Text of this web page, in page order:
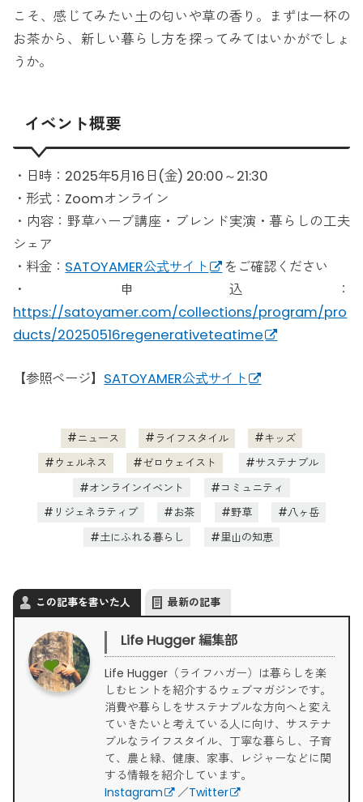
こそ、感じてみたい土の匂いや草の香り。まずは一杯の
お茶から、新しい暮らし方を探ってみてはいかがでしょ
うか。
イベント概要
・日時：2025年5月16日(金) 20:00～21:30
・形式：Zoomオンライン
・内容：野草ハーブ講座・ブレンド実演・暮らしの工夫
シェア
・料金： SATOYAMER公式サイト
をご確認ください
・申込：
https://satoyamer.com/collections/program/pro
ducts/20250516regenerativeteatime
【参照ページ】 SATOYAMER公式サイト
ニュース ライフスタイル
キッズ
ウェルネス
ゼロウェイスト
サステナブル
オンラインイベント
コミュニティ
リジェネラティブ
お茶 野草
八ヶ岳
土にふれる暮らし
里山の知恵
この記事を書いた人 最新の記事
Life Hugger 編集部
Life Hugger（ライフハガー）は暮らしを楽
しむヒントを紹介するウェブマガジンです。
消費や暮らしをサステナブルな方向へと変え
ていきたいと考えている人に向け、サステナ
ブルなライフスタイル、丁寧な暮らし、子育
て、農と緑、健康、家事、レジャーなどに関
する情報を紹介しています。
Instagram
／Twitter